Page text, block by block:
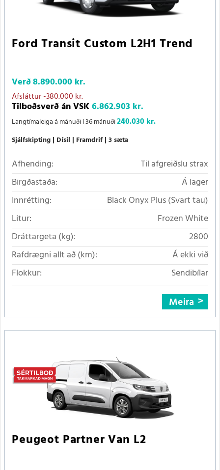
Ford Transit Custom L2H1 Trend
Verð8.890.000 kr.
Afsláttur-380.000 kr.
Tilboðsverð án VSK6.862.903 kr.
Langtímaleiga á mánuði í 36 mánuði240.030 kr.
Sjálfskipting Dísil Framdrif 3 sæta
Afhending:
Til afgreiðslu strax
Birgðastaða:
Á lager
Innrétting:
Black Onyx Plus (Svart tau)
Litur:
Frozen White
Dráttargeta (kg):
2800
Rafdrægni allt að (km):
Á ekki við
Flokkur:
Sendibílar
Meira
Peugeot Partner Van L2